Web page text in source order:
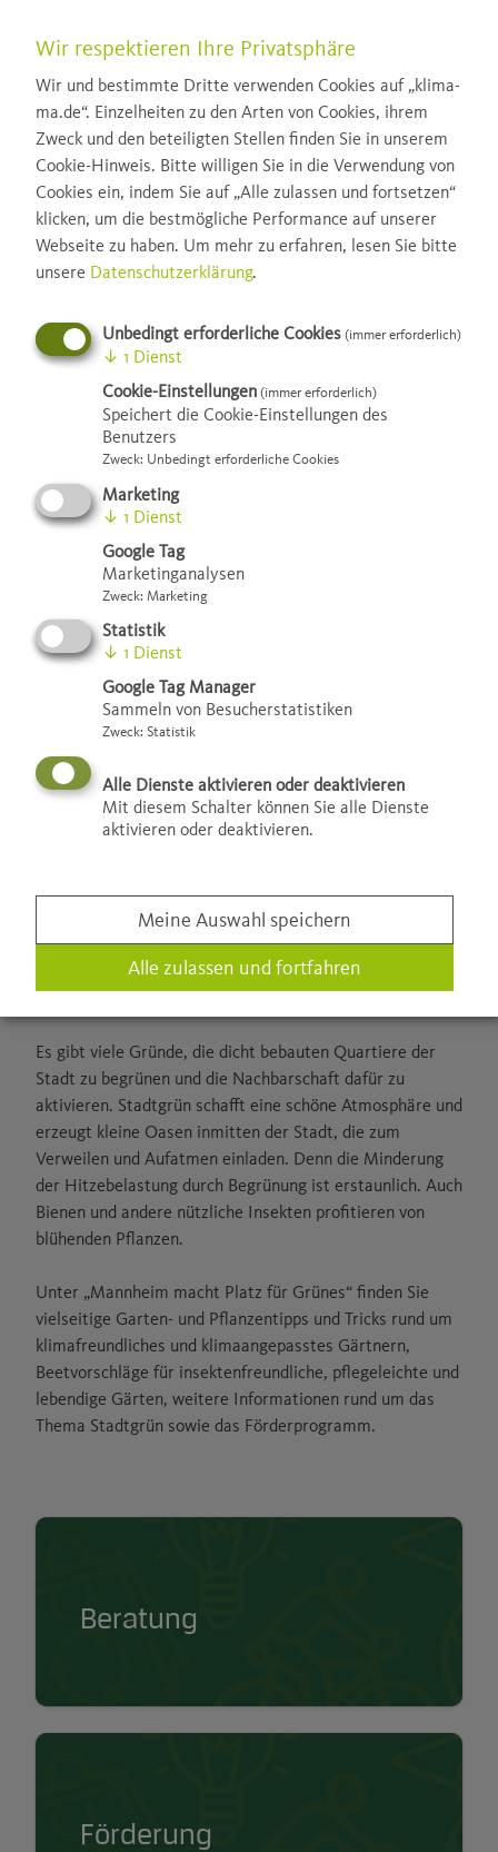
Gebäudebegrünung –
Platz für Pflanzen
Ein vertikaler Garten, eine grüne
Dachterrasse oder ein naturnaher,
klimafreundlicher Innenhof: Die
Möglichkeiten, Mannheim grüner zu
gestalten, sind vielfältig.
Die Stadt Mannheim möchte den Anteil des Grüns in der
Stadt erhöhen und fördert daher seit 2016 die Begrünung
von Dächern, Fassaden und Entsiegelungsflächen. Wer
in eine Grünfläche oder ein blühendes Beet umwandelt,
kann einen Zuschuss erhalten. Die Klimaschutzagentur
setzt das Förderprogramm um und bietet umfassende
Beratung ("Begrünungscheck") zu
Umsetzungsmöglichkeiten und Machbarkeit.
Es gibt viele Gründe, die dicht bebauten Quartiere der
Stadt zu begrünen und die Nachbarschaft dafür zu
aktivieren. Stadtgrün schafft eine schöne Atmosphäre und
erzeugt kleine Oasen inmitten der Stadt, die zum
Verweilen und Aufatmen einladen. Denn die Minderung
der Hitzebelastung durch Begrünung ist erstaunlich. Auch
Bienen und andere nützliche Insekten profitieren von
blühenden Pflanzen.
Unter „Mannheim macht Platz für Grünes“ finden Sie
vielseitige Garten- und Pflanzentipps und Tricks rund um
klimafreundliches und klimaangepasstes Gärtnern,
Beetvorschläge für insektenfreundliche, pflegeleichte und
lebendige Gärten, weitere Informationen rund um das
Thema Stadtgrün sowie das Förderprogramm.
Beratung
Förderung
Wir respektieren Ihre Privatsphäre
Wir und bestimmte Dritte verwenden Cookies auf „klima-
ma.de“. Einzelheiten zu den Arten von Cookies, ihrem
Zweck und den beteiligten Stellen finden Sie in unserem
Cookie-Hinweis. Bitte willigen Sie in die Verwendung von
Cookies ein, indem Sie auf „Alle zulassen und fortsetzen“
klicken, um die bestmögliche Performance auf unserer
Webseite zu haben. Um mehr zu erfahren, lesen Sie bitte
unsere Datenschutzerklärung.
Unbedingt erforderliche Cookies(immer erforderlich)
↓ 1 Dienst
Cookie-Einstellungen(immer erforderlich)
Speichert die Cookie-Einstellungen des
Benutzers
Zweck: Unbedingt erforderliche Cookies
Marketing
↓ 1 Dienst
Google Tag
Marketinganalysen
Zweck: Marketing
Statistik
↓ 1 Dienst
Google Tag Manager
Sammeln von Besucherstatistiken
Zweck: Statistik
Alle Dienste aktivieren oder deaktivieren
Mit diesem Schalter können Sie alle Dienste
aktivieren oder deaktivieren.
Meine Auswahl speichern
Alle zulassen und fortfahren